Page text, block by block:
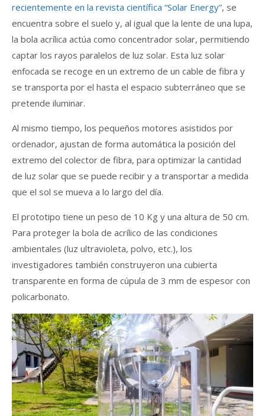
recientemente en la revista científica “Solar Energy”, se
encuentra sobre el suelo y, al igual que la lente de una lupa,
la bola acrílica actúa como concentrador solar, permitiendo
captar los rayos paralelos de luz solar. Esta luz solar
enfocada se recoge en un extremo de un cable de fibra y
se transporta por el hasta el espacio subterráneo que se
pretende iluminar.
Al mismo tiempo, los pequeños motores asistidos por
ordenador, ajustan de forma automática la posición del
extremo del colector de fibra, para optimizar la cantidad
de luz solar que se puede recibir y a transportar a medida
que el sol se mueva a lo largo del día.
El prototipo tiene un peso de 10 Kg y una altura de 50 cm.
Para proteger la bola de acrílico de las condiciones
ambientales (luz ultravioleta, polvo, etc.), los
investigadores también construyeron una cubierta
transparente en forma de cúpula de 3 mm de espesor con
policarbonato.